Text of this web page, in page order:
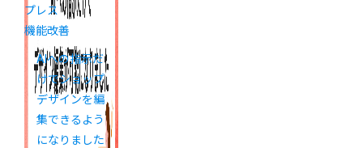
プレス
機能改善
AIへの指示だ
けでショップ
デザインを編
集できるよう
になりました